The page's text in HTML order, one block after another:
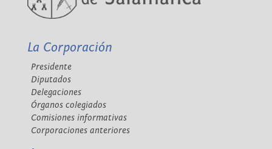
La Corporación
Presidente
Diputados
Delegaciones
Órganos colegiados
Comisiones informativas
Corporaciones anteriores